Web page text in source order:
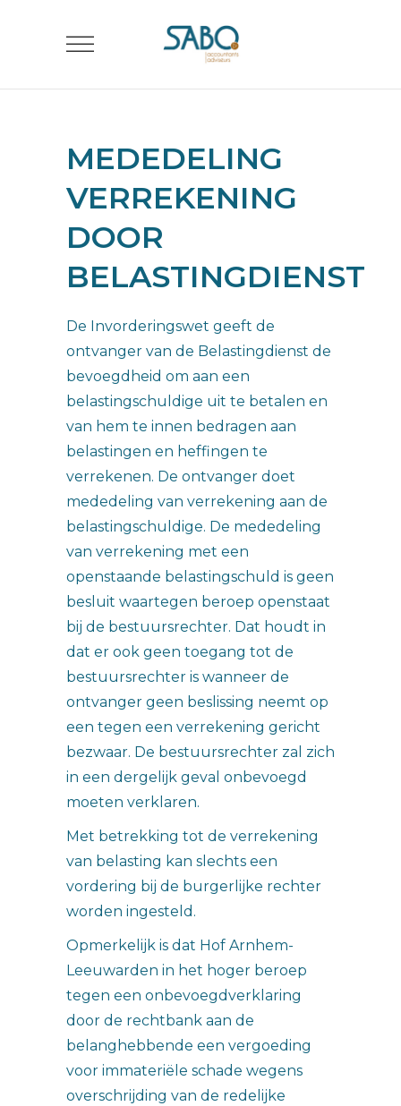
MEDEDELING
VERREKENING
DOOR
BELASTINGDIENST
De Invorderingswet geeft de
ontvanger van de Belastingdienst de
bevoegdheid om aan een
belastingschuldige uit te betalen en
van hem te innen bedragen aan
belastingen en heffingen te
verrekenen. De ontvanger doet
mededeling van verrekening aan de
belastingschuldige. De mededeling
van verrekening met een
openstaande belastingschuld is geen
besluit waartegen beroep openstaat
bij de bestuursrechter. Dat houdt in
dat er ook geen toegang tot de
bestuursrechter is wanneer de
ontvanger geen beslissing neemt op
een tegen een verrekening gericht
bezwaar. De bestuursrechter zal zich
in een dergelijk geval onbevoegd
moeten verklaren.
Met betrekking tot de verrekening
van belasting kan slechts een
vordering bij de burgerlijke rechter
worden ingesteld.
Opmerkelijk is dat Hof Arnhem-
Leeuwarden in het hoger beroep
tegen een onbevoegdverklaring
door de rechtbank aan de
belanghebbende een vergoeding
voor immateriële schade wegens
overschrijding van de redelijke